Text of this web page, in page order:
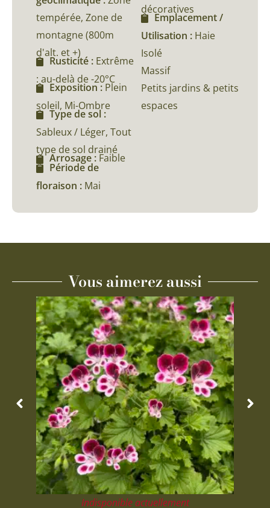
tempérée, Zone de
montagne (800m
d'alt. et +)
Rusticité : Extrême
: au-delà de -20°C
Exposition : Plein
soleil, Mi-Ombre
Type de sol :
Sableux / Léger, Tout
type de sol drainé
Arrosage : Faible
Période de
floraison : Mai
décoratives
Emplacement /
Utilisation : Haie
Isolé
Massif
Petits jardins & petits
espaces
Vous aimerez aussi
Indisponible actuellement